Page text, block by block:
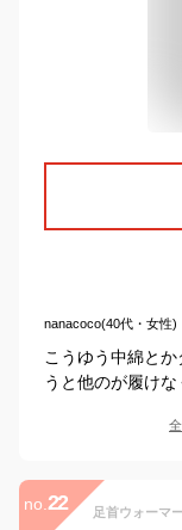
nanacoco(40代・女性)
こうゆう中綿と
うと他のが履け
no. 22